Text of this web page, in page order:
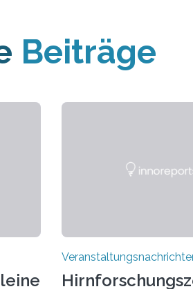
Beiträge